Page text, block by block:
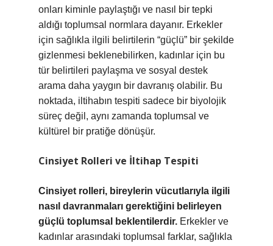
onları kiminle paylaştığı ve nasıl bir tepki
aldığı toplumsal normlara dayanır. Erkekler
için sağlıkla ilgili belirtilerin “güçlü” bir şekilde
gizlenmesi beklenebilirken, kadınlar için bu
tür belirtileri paylaşma ve sosyal destek
arama daha yaygın bir davranış olabilir. Bu
noktada, iltihabın tespiti sadece bir biyolojik
süreç değil, aynı zamanda toplumsal ve
kültürel bir pratiğe dönüşür.
Cinsiyet Rolleri ve İltihap Tespiti
Cinsiyet rolleri, bireylerin vücutlarıyla ilgili
nasıl davranmaları gerektiğini belirleyen
güçlü toplumsal beklentilerdir. Erkekler ve
kadınlar arasındaki toplumsal farklar, sağlıkla